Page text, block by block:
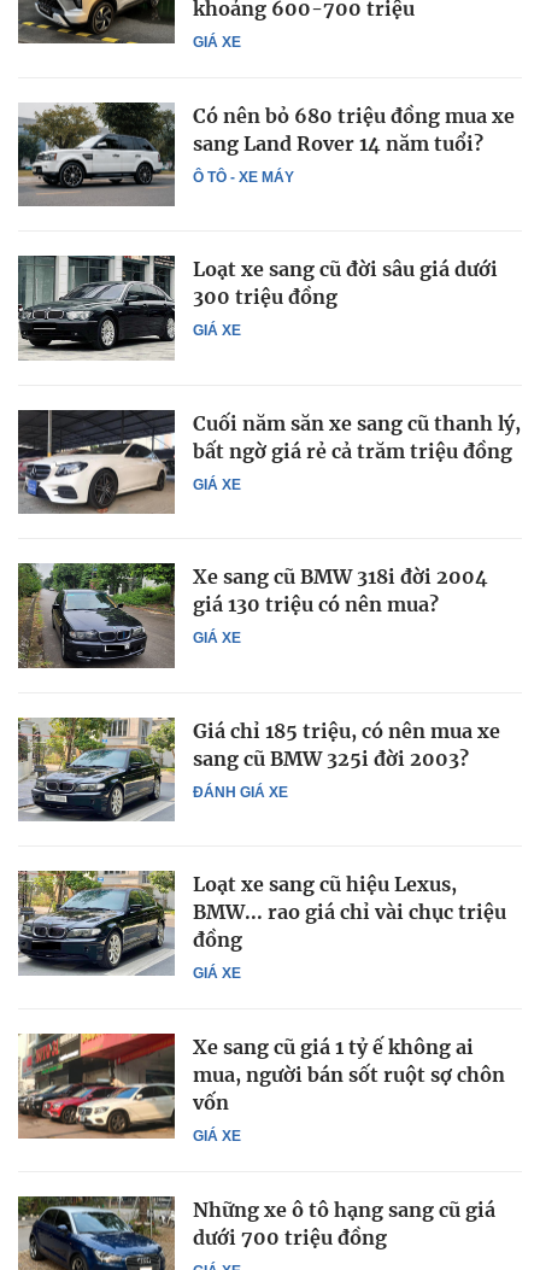
GIÁ XE
khoảng 600-700 triệu
Ô TÔ - XE MÁY
Có nên bỏ 680 triệu đồng mua xe
sang Land Rover 14 năm tuổi?
GIÁ XE
Loạt xe sang cũ đời sâu giá dưới
300 triệu đồng
GIÁ XE
Cuối năm săn xe sang cũ thanh lý,
bất ngờ giá rẻ cả trăm triệu đồng
GIÁ XE
Xe sang cũ BMW 318i đời 2004
giá 130 triệu có nên mua?
ĐÁNH GIÁ XE
Giá chỉ 185 triệu, có nên mua xe
sang cũ BMW 325i đời 2003?
GIÁ XE
Loạt xe sang cũ hiệu Lexus,
BMW... rao giá chỉ vài chục triệu
đồng
GIÁ XE
Xe sang cũ giá 1 tỷ ế không ai
mua, người bán sốt ruột sợ chôn
vốn
Những xe ô tô hạng sang cũ giá
dưới 700 triệu đồng